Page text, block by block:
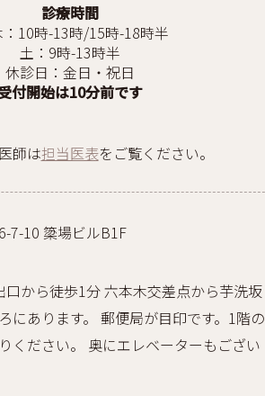
診療時間
：10時-13時/15時-18時半
土：9時-13時半
休診日：金日・祝日
付開始は10分前です
師は担当医表をご覧ください。
7-10 簗場ビルB1F
口から徒歩1分 六本木交差点から芋洗坂
にあります。 郵便局が目印です。1階の
ください。 奥にエレベーターもござい